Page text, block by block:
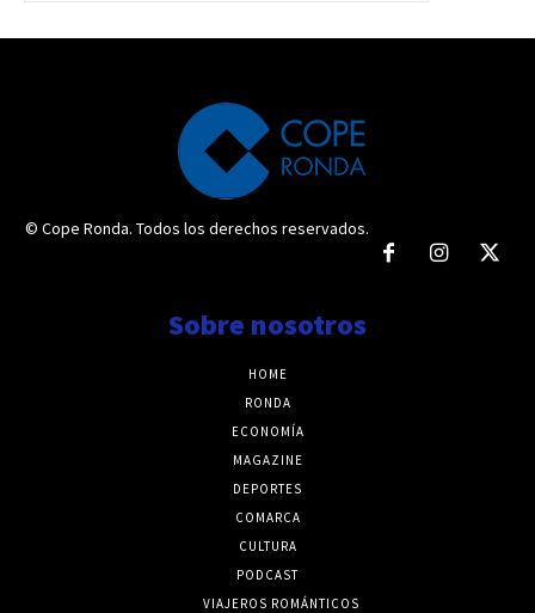
© Cope Ronda. Todos los derechos reservados.
Sobre nosotros
HOME
RONDA
ECONOMÍA
MAGAZINE
DEPORTES
COMARCA
CULTURA
PODCAST
VIAJEROS ROMÁNTICOS